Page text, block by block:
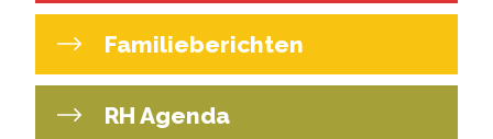
Familieberichten
RH Agenda